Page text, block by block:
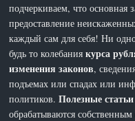
подчеркиваем, что основная
предоставление
каждый сам для себя! Ни
будь то колебаниякурса
изменения законов,
подъемах или спадах или
политиков.Полезные статьи
обрабатываются